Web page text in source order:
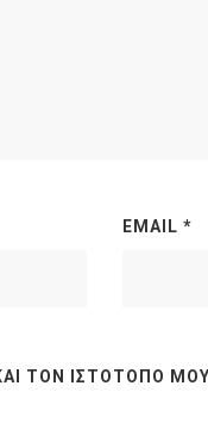
EMAIL *
ΤΟΝ ΙΣΤΌΤΟΠΟ